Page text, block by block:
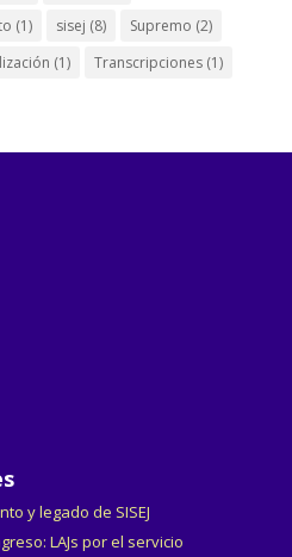
(1) sisej (8) Supremo (2)
(1) Transcripciones(1)
y legado de SISEJ
LAJs por el servicio